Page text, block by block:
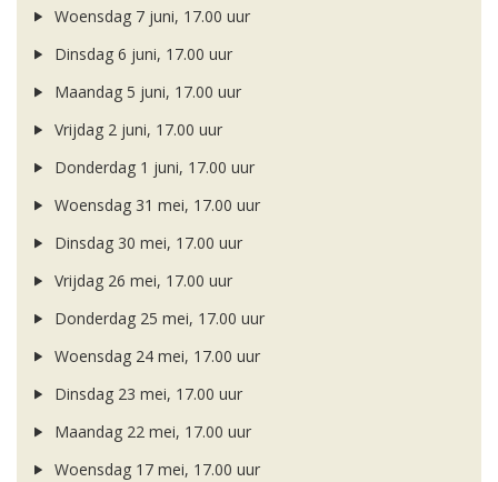
Woensdag 7 juni, 17.00 uur
Dinsdag 6 juni, 17.00 uur
Maandag 5 juni, 17.00 uur
Vrijdag 2 juni, 17.00 uur
Donderdag 1 juni, 17.00 uur
Woensdag 31 mei, 17.00 uur
Dinsdag 30 mei, 17.00 uur
Vrijdag 26 mei, 17.00 uur
Donderdag 25 mei, 17.00 uur
Woensdag 24 mei, 17.00 uur
Dinsdag 23 mei, 17.00 uur
Maandag 22 mei, 17.00 uur
Woensdag 17 mei, 17.00 uur